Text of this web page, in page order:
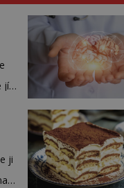
jí
ji